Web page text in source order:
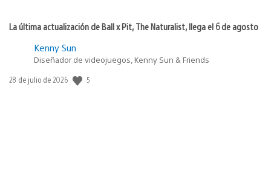
La última actualización de Ball x Pit, The Naturalist, llega el 6 de agosto
Kenny Sun
Diseñador de videojuegos, Kenny Sun & Friends
Fecha
28 de julio de 2026 5